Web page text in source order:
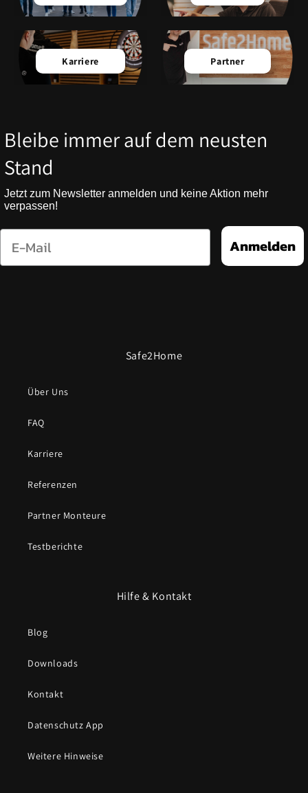
Karriere Partner
Bleibe immer auf dem neusten
Stand
Jetzt zum Newsletter anmelden und keine Aktion mehr
verpassen!
Email Anmelden
Safe2Home
Über Uns
FAQ
Karriere
Referenzen
Partner Monteure
Testberichte
Hilfe & Kontakt
Blog
Downloads
Kontakt
Datenschutz App
Weitere Hinweise